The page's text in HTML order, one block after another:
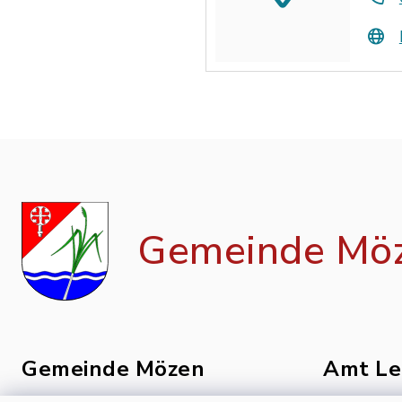
Gemeinde
Gemeinde Mözen Amt